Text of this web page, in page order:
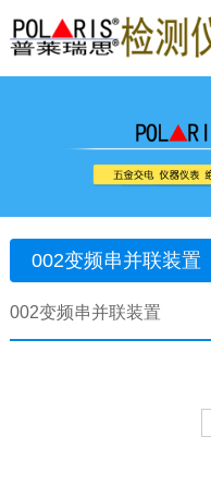
002变频串并联装置
002变频串并联装置